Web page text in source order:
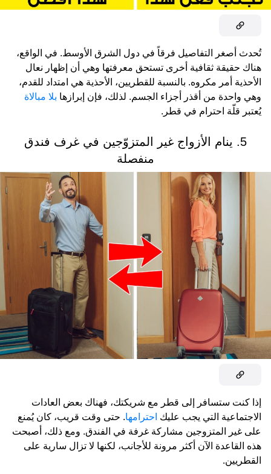
تُحدث أصغر التفاصيل فرقاً في دول الشرق الأوسط. في الواقع،
هناك حقيقة ثقافية أخرى تستحق معرفتها وهي أن إظهار نعال
الأحذية أمر مكروه. بالنسبة للقطريين، الأحذية هي امتداد للقدم،
وهي واحدة من أقذر أجزاء الجسم. لذلك، فإن إبرازها بلا مبالاة
يُعتبر قلّة احترام في قطر.
5. ينام الأزواج غير المتزوّجين في غرف فندق
منفصلة
إذا كنت ستسافر إلى قطر مع شريكتك، فهناك بعض العادات
الاجتماعية التي يجب عليك احترامها. حتى وقت قريب، كان يُمنع
على غير المتزوجين مشاركة غرفة في الفندق. ومع ذلك، أصبحت
هذه القاعدة الآن أكثر مرونة للأجانب، لكنها لا تزال سارية على
القطريين.